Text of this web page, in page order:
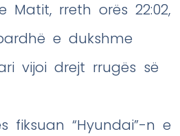
Matit, rreth orës 22:02,
e dukshme
vijoi drejt rrugës së
fiksuan “Hyundai”-n e